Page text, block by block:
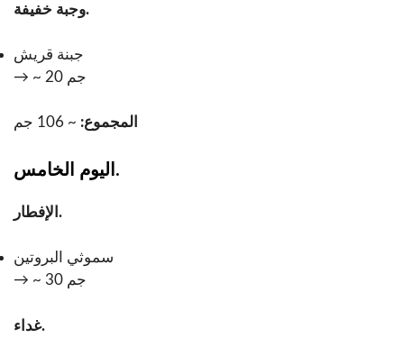
وجبة خفيفة.
جبنة قريش
→ ~ 20 جم
المجموع: ~ 106 جم
اليوم الخامس.
الإفطار.
سموثي البروتين
→ ~ 30 جم
غداء.